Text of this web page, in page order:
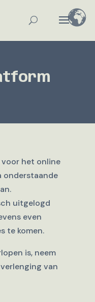
voor het online
onderstaande
uitgelogd
even
te komen.
is, neem
van